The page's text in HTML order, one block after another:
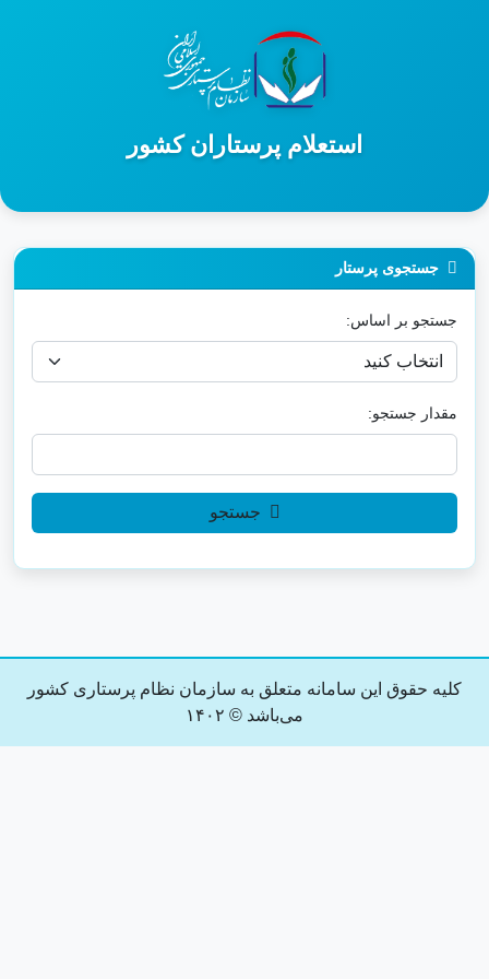
استعلام پرستاران کشور
جستجوی پرستار
جستجو بر اساس:
مقدار جستجو:
جستجو
کلیه حقوق این سامانه متعلق به سازمان نظام پرستاری کشور
می‌باشد © ۱۴۰۲